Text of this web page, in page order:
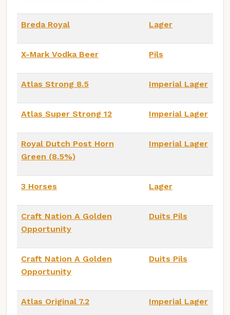
Breda Royal Lager
X-Mark Vodka Beer Pils
Atlas Strong 8.5 Imperial Lager
Atlas Super Strong 12 Imperial Lager
Royal Dutch Post Horn
Green (8.5%)
Imperial Lager
3 Horses Lager
Craft Nation A Golden
Opportunity
Duits Pils
Craft Nation A Golden
Opportunity
Duits Pils
Atlas Original 7.2 Imperial Lager